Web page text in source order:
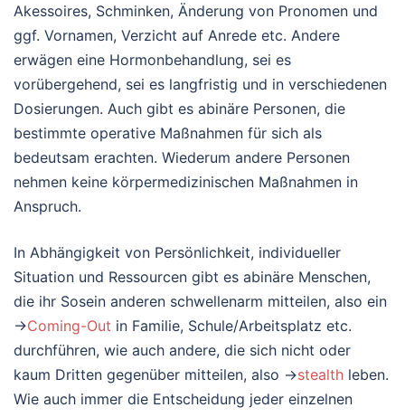
Akessoires, Schminken, Änderung von Pronomen und
ggf. Vornamen, Verzicht auf Anrede etc. Andere
erwägen eine Hormonbehandlung, sei es
vorübergehend, sei es langfristig und in verschiedenen
Dosierungen. Auch gibt es abinäre Personen, die
bestimmte operative Maßnahmen für sich als
bedeutsam erachten. Wiederum andere Personen
nehmen keine körpermedizinischen Maßnahmen in
Anspruch.
In Abhängigkeit von Persönlichkeit, individueller
Situation und Ressourcen gibt es abinäre Menschen,
die ihr Sosein anderen schwellenarm mitteilen, also ein
→Coming-Out in Familie, Schule/Arbeitsplatz etc.
durchführen, wie auch andere, die sich nicht oder
kaum Dritten gegenüber mitteilen, also →stealth leben.
Wie auch immer die Entscheidung jeder einzelnen